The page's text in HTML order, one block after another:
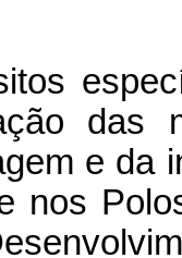
das
e da
nos